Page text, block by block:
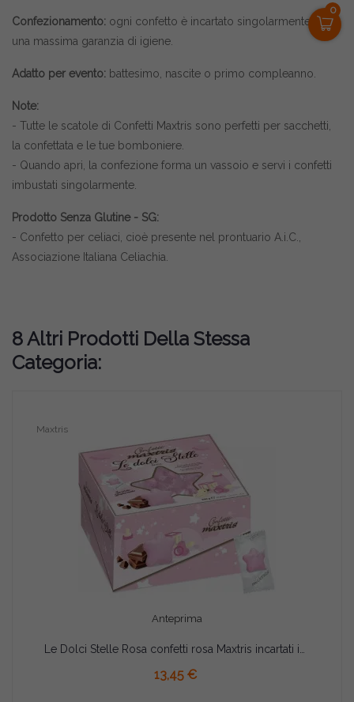
0
Confezionamento: ogni confetto è incartato singolarmente, per
una massima garanzia di igiene.
Adatto per evento: battesimo, nascite o primo compleanno.
Note:
- Tutte le scatole di Confetti Maxtris sono perfetti per sacchetti,
la confettata e le tue bomboniere.
- Quando apri, la confezione forma un vassoio e servi i confetti
imbustati singolarmente.
Prodotto Senza Glutine - SG:
- Confetto per celiaci, cioè presente nel prontuario A.i.C.,
Associazione Italiana Celiachia.
8 Altri Prodotti Della Stessa
Categoria:
Anteprima
Maxtris
13,45 €